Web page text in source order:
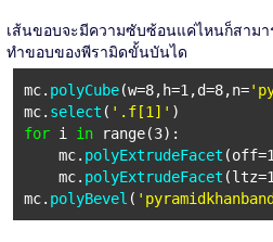
เส้นขอบจะมีความซับซ้อนแค่ไหนก็สามา
ทำขอบของพีรามิดขั้นบันได
mc. polyCube(w=8,h=1,d=8,n=
mc. select ( '.f[1]' )
for i in range(3):
mc. polyExtrudeFacet
mc. polyExtrudeFacet
mc. polyBevel (